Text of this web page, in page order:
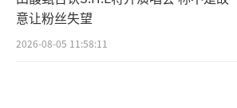
意让粉丝失望
2026-08-05 11:58:11